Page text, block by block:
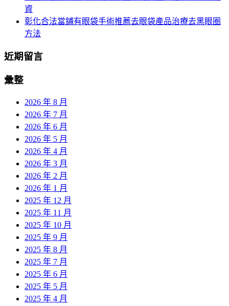
資
彰化合法當鋪有眼袋手術推薦去眼袋產品治療去黑眼圈
方法
近期留言
彙整
2026 年 8 月
2026 年 7 月
2026 年 6 月
2026 年 5 月
2026 年 4 月
2026 年 3 月
2026 年 2 月
2026 年 1 月
2025 年 12 月
2025 年 11 月
2025 年 10 月
2025 年 9 月
2025 年 8 月
2025 年 7 月
2025 年 6 月
2025 年 5 月
2025 年 4 月